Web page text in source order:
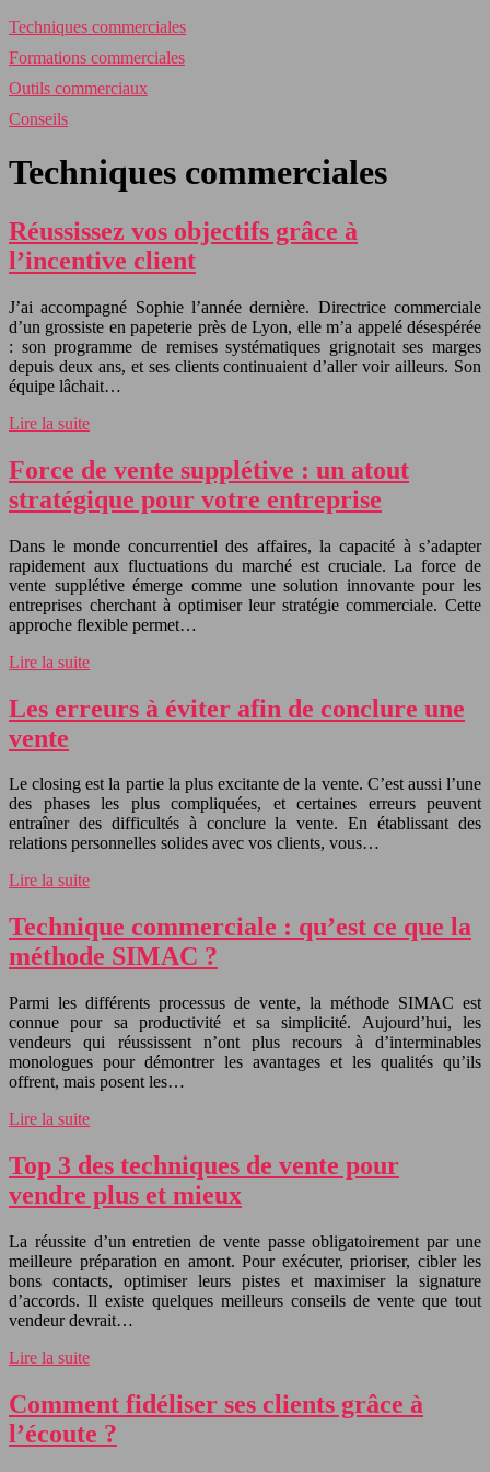
Techniques commerciales
Formations commerciales
Outils commerciaux
Conseils
Techniques commerciales
Réussissez vos objectifs grâce à
l’incentive client
J’ai accompagné Sophie l’année dernière. Directrice commerciale
d’un grossiste en papeterie près de Lyon, elle m’a appelé désespérée
: son programme de remises systématiques grignotait ses marges
depuis deux ans, et ses clients continuaient d’aller voir ailleurs. Son
équipe lâchait…
Lire la suite
Force de vente supplétive : un atout
stratégique pour votre entreprise
Dans le monde concurrentiel des affaires, la capacité à s’adapter
rapidement aux fluctuations du marché est cruciale. La force de
vente supplétive émerge comme une solution innovante pour les
entreprises cherchant à optimiser leur stratégie commerciale. Cette
approche flexible permet…
Lire la suite
Les erreurs à éviter afin de conclure une
vente
Le closing est la partie la plus excitante de la vente. C’est aussi l’une
des phases les plus compliquées, et certaines erreurs peuvent
entraîner des difficultés à conclure la vente. En établissant des
relations personnelles solides avec vos clients, vous…
Lire la suite
Technique commerciale : qu’est ce que la
méthode SIMAC ?
Parmi les différents processus de vente, la méthode SIMAC est
connue pour sa productivité et sa simplicité. Aujourd’hui, les
vendeurs qui réussissent n’ont plus recours à d’interminables
monologues pour démontrer les avantages et les qualités qu’ils
offrent, mais posent les…
Lire la suite
Top 3 des techniques de vente pour
vendre plus et mieux
La réussite d’un entretien de vente passe obligatoirement par une
meilleure préparation en amont. Pour exécuter, prioriser, cibler les
bons contacts, optimiser leurs pistes et maximiser la signature
d’accords. Il existe quelques meilleurs conseils de vente que tout
vendeur devrait…
Lire la suite
Comment fidéliser ses clients grâce à
l’écoute ?